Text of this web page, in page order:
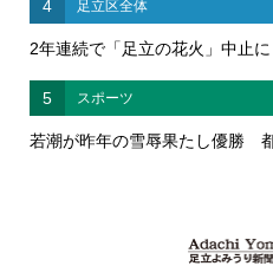
4 足立区全体
2年連続で「足立の花火」中止に
5 スポーツ
若潮が昨年の雪辱果たし優勝